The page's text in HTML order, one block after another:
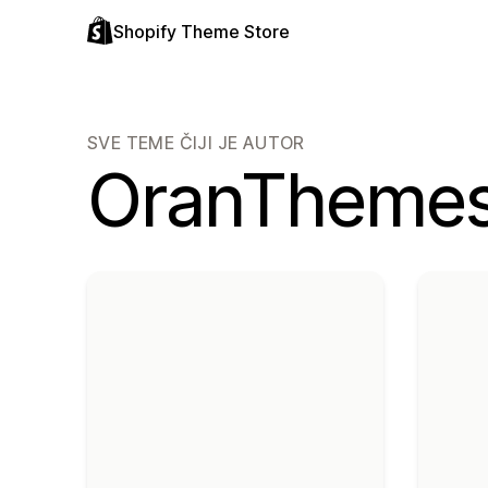
Shopify Theme Store
SVE TEME ČIJI JE AUTOR